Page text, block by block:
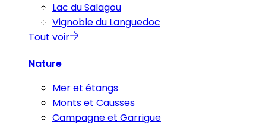
Lac du Salagou
Vignoble du Languedoc
Tout voir
Nature
Mer et étangs
Monts et Causses
Campagne et Garrigue